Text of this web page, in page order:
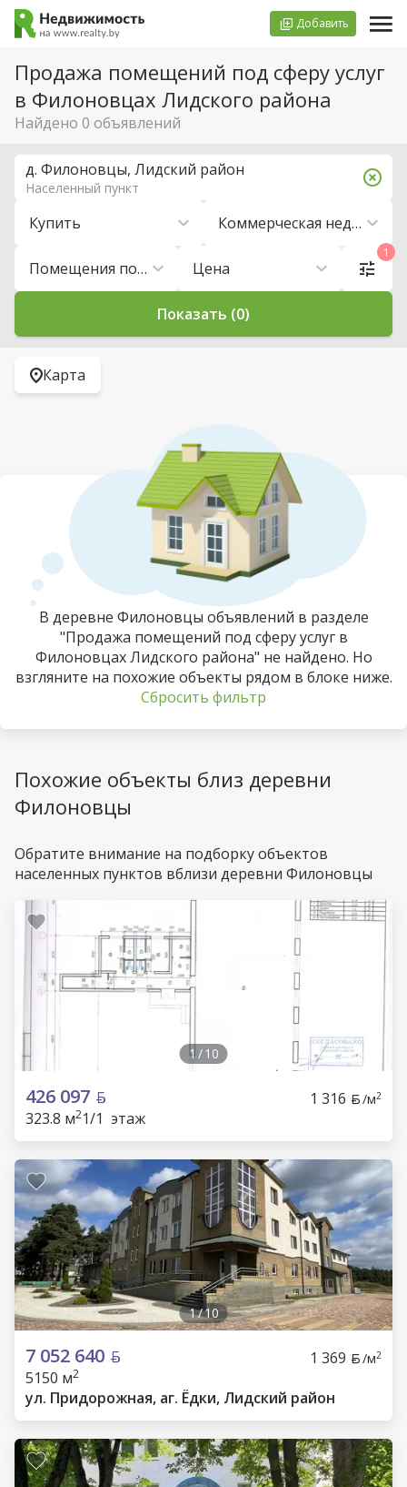
Добавить
Продажа помещений под сферу услуг
в Филоновцах Лидского района
Найдено 0 объявлений
Купить Коммерческая недвижимость
Помещения под сферу услуг Цена
д. Филоновцы, Лидский район
Населенный пункт
1
Показать (0)
Карта
В деревне Филоновцы объявлений в разделе
"Продажа помещений под сферу услуг в
Филоновцах Лидского района" не найдено. Но
взгляните на похожие объекты рядом в блоке ниже.
Сбросить фильтр
Похожие объекты близ деревни
Филоновцы
Обратите внимание на подборку объектов
населенных пунктов вблизи деревни Филоновцы
1/10
426 097 1 316 /м2
323.8 м21/1 этаж
1/10
7 052 640 1 369 /м2
5150 м2
ул. Придорожная, аг. Ёдки, Лидский район